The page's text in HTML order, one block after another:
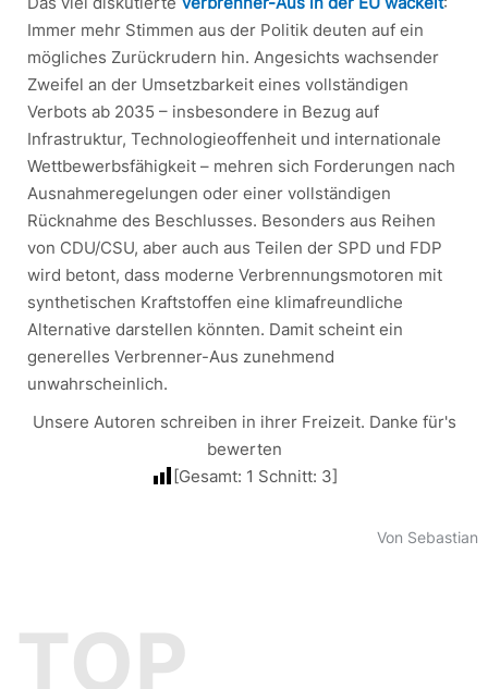
Immer mehr Stimmen aus der Politik deuten auf ein
mögliches Zurückrudern hin. Angesichts wachsender
Zweifel an der Umsetzbarkeit eines vollständigen
Verbots ab 2035 – insbesondere in Bezug auf
Infrastruktur, Technologieoffenheit und internationale
Wettbewerbsfähigkeit – mehren sich Forderungen nach
Ausnahmeregelungen oder einer vollständigen
Rücknahme des Beschlusses. Besonders aus Reihen
von CDU/CSU, aber auch aus Teilen der SPD und FDP
wird betont, dass moderne Verbrennungsmotoren mit
synthetischen Kraftstoffen eine klimafreundliche
Alternative darstellen könnten. Damit scheint ein
generelles Verbrenner-Aus zunehmend
unwahrscheinlich.
Unsere Autoren schreiben in ihrer Freizeit. Danke für's
bewerten
[Gesamt: 1 Schnitt: 3]
Von Sebastian
TOP